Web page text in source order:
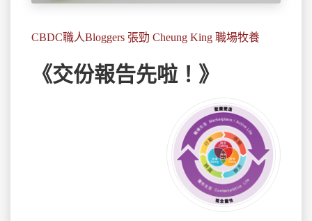
CBDC職人Bloggers 張勁 Cheung King 職場牧養
《交份報告先啦！》